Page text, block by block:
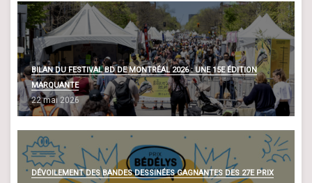
BILAN DU FESTIVAL BD DE MONTRÉAL 2026 : UNE 15E ÉDITION
MARQUANTE
22 mai 2026
DÉVOILEMENT DES BANDES DESSINÉES GAGNANTES DES 27E PRIX